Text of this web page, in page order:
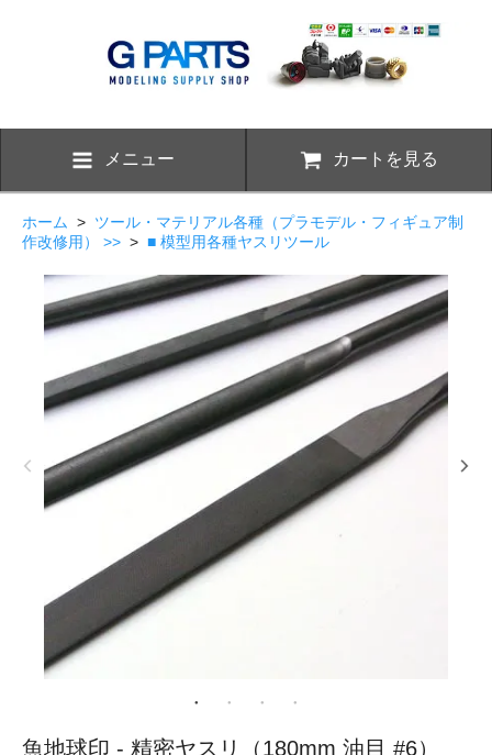
メニュー カートを見る
ホーム > ツール・マテリアル各種（プラモデル・フィギュア制
作改修用） >> > ■ 模型用各種ヤスリツール
魚地球印 - 精密ヤスリ（180mm 油目 #6）